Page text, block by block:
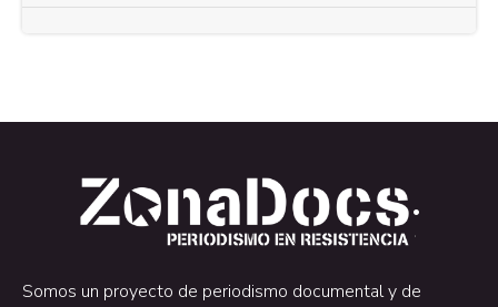
.
.
Somos un proyecto de periodismo documental y de